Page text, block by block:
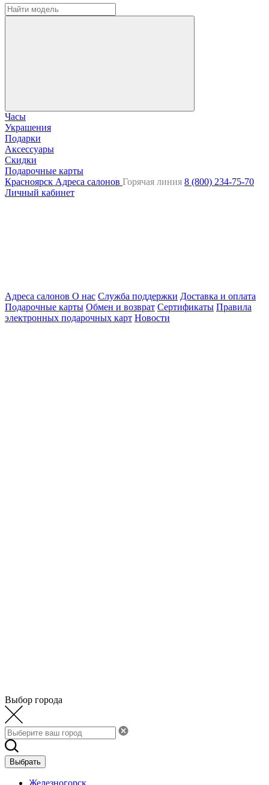
Часы
Украшения
Подарки
Аксессуары
Скидки
Подарочные карты
Красноярск Адреса салонов Горячая линия 8 (800) 234-75-70
Личный кабинет
Адреса салонов О нас Служба поддержки Доставка и оплата
Подарочные карты Обмен и возврат Сертификаты Правила
электронных подарочных карт Новости
Выбор города
Выбрать
Железногорск